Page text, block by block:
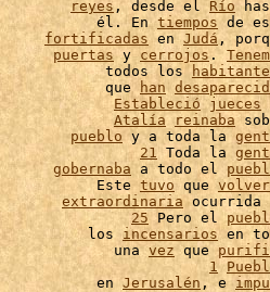
reyes , desde el Río
él. En tiempos de
fortificadas en Judá ,
puertas y cerrojos .
todos los
que han
Estableció jueces
Atalía reinaba
pueblo y a toda la
21 Toda la
gobernaba a todo el
Este tuvo que volver
extraordinaria
25 Pero el
los incensarios en
una vez que
1
en Jerusalén , e